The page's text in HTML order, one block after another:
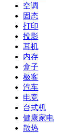
空调
固态
打印
投影
耳机
内存
盒子
极客
汽车
电竞
台式机
健康家电
散热